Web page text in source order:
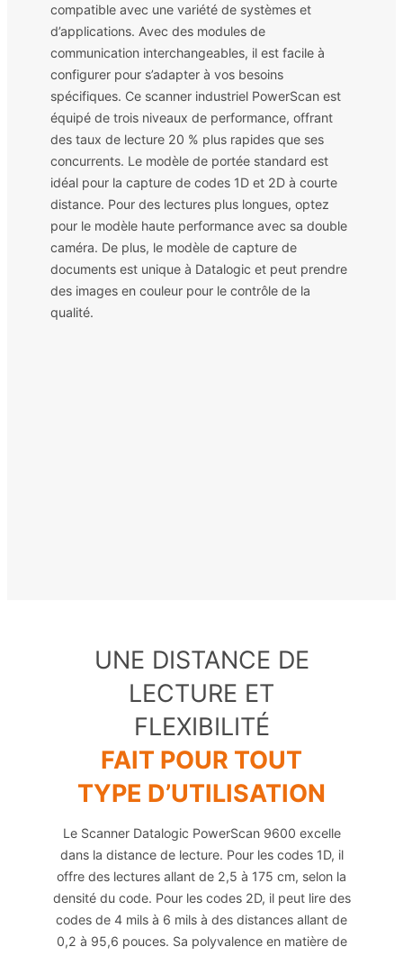
compatible avec une variété de systèmes et
d’applications. Avec des modules de
communication interchangeables, il est facile à
configurer pour s’adapter à vos besoins
spécifiques. Ce scanner industriel PowerScan est
équipé de trois niveaux de performance, offrant
des taux de lecture 20 % plus rapides que ses
concurrents. Le modèle de portée standard est
idéal pour la capture de codes 1D et 2D à courte
distance. Pour des lectures plus longues, optez
pour le modèle haute performance avec sa double
caméra. De plus, le modèle de capture de
documents est unique à Datalogic et peut prendre
des images en couleur pour le contrôle de la
qualité.
UNE DISTANCE DE
LECTURE ET
FLEXIBILITÉ
FAIT POUR TOUT
TYPE D’UTILISATION
Le Scanner Datalogic PowerScan 9600 excelle
dans la distance de lecture. Pour les codes 1D, il
offre des lectures allant de 2,5 à 175 cm, selon la
densité du code. Pour les codes 2D, il peut lire des
codes de 4 mils à 6 mils à des distances allant de
0,2 à 95,6 pouces. Sa polyvalence en matière de